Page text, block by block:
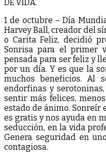
DE VIDA.
1 de octubre – Día
Harvey Ball, creador del
o Carita Feliz, decidió
Sonrisa para el primer
pensada para ser feliz y
por un día. Y es que la
muchos beneficios. Al
endorfinas y
sentir más felices,
estado de ánimo. Sonreír
es gratis y nos ayuda en
seducción, en la vida
Genera seguridad en
contagiosa.